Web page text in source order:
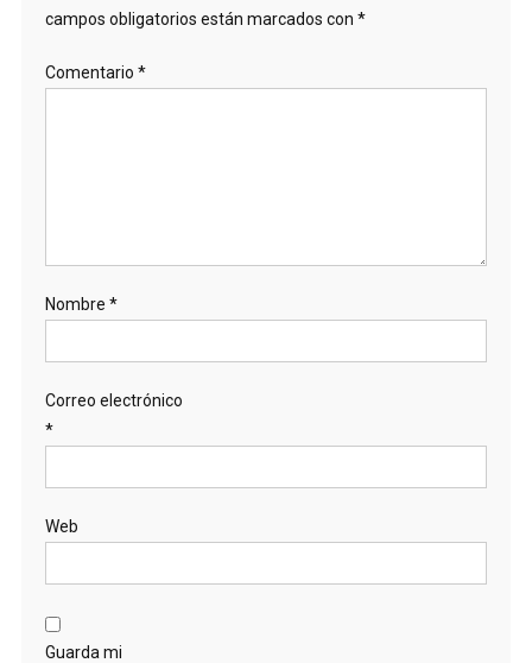
campos obligatorios están marcados con *
Comentario *
Nombre *
Correo electrónico
*
Web
Guarda mi